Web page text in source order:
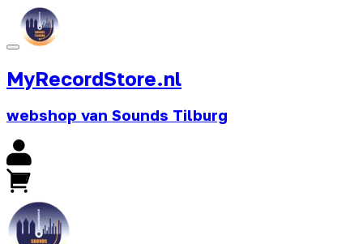
MyRecordStore.nl
webshop van Sounds Tilburg